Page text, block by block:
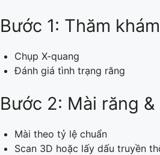
Bước 1: Thăm
Chụp X-quang
Đánh giá tình trạng răng
Bước 2: Mài răng &
Mài theo tỷ lệ chuẩn
Scan 3D hoặc lấy dấu truyền